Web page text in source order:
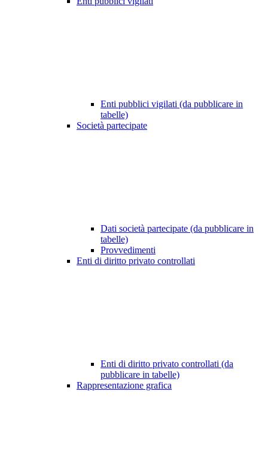
Enti pubblici vigilati (da pubblicare in
tabelle)
Società partecipate
Dati società partecipate (da pubblicare in
tabelle)
Provvedimenti
Enti di diritto privato controllati
Enti di diritto privato controllati (da
pubblicare in tabelle)
Rappresentazione grafica